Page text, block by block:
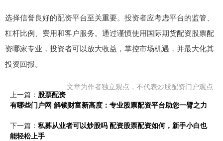
选择信誉良好的配资平台至关重要。投资者应考虑平台的监管、
杠杆比例、费用和客户服务。通过谨慎使用国际期货配资股票配
资哪家专业，投资者可以放大收益，掌控市场机遇，并最大化其
投资回报。
文章为作者独立观点，不代表炒股配资门户观点
上一篇： 股票配资
有哪些门户网 解锁财富新高度：专业股票配资平台助您一臂之力
下一篇： 私募从业者可以炒股吗 配资股票配资如何，新手小白也
能轻松上手